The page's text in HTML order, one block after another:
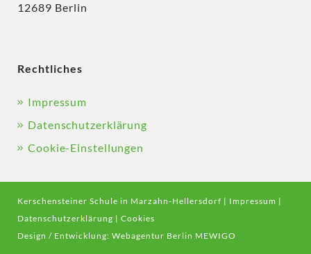
12689 Berlin
Rechtliches
Impressum
Datenschutzerklärung
Cookie-Einstellungen
Kerschensteiner Schule in Marzahn-Hellersdorf | Impressum |
Datenschutzerklärung | Cookies
Design / Entwicklung: Webagentur Berlin MEWIGO